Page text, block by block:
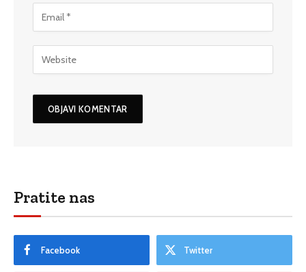
Pratite nas
Facebook Twitter